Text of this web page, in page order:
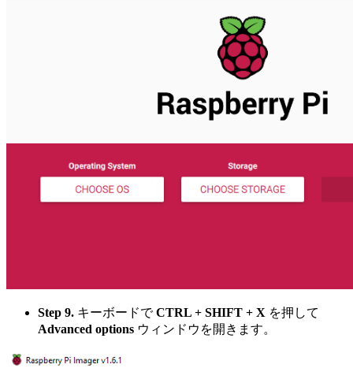
Step 9. キーボードでCTRL + SHIFT + X を押して
Advanced options ウィンドウを開きます。